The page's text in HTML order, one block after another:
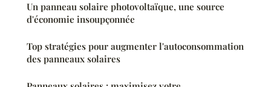
Un panneau solaire photovoltaïque, une source
d'économie insoupçonnée
Top stratégies pour augmenter l'autoconsommation
des panneaux solaires